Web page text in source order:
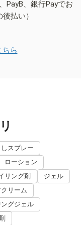
PayB、銀行Payでお
払い）
ちら
スプレー
ローション
リング剤
ジェル
リーム
グジェル